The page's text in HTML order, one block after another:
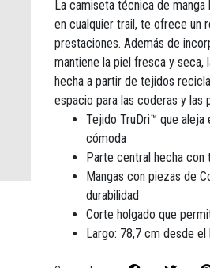
La camiseta técnica de manga
en cualquier trail, te ofrece un
prestaciones. Además de
mantiene la piel fresca y
hecha a partir de tejidos
espacio para las coderas y las
Tejido TruDri™ que aleja
cómoda
Parte central hecha
Mangas con piezas de
durabilidad
Corte holgado que
Largo: 78,7 cm desde